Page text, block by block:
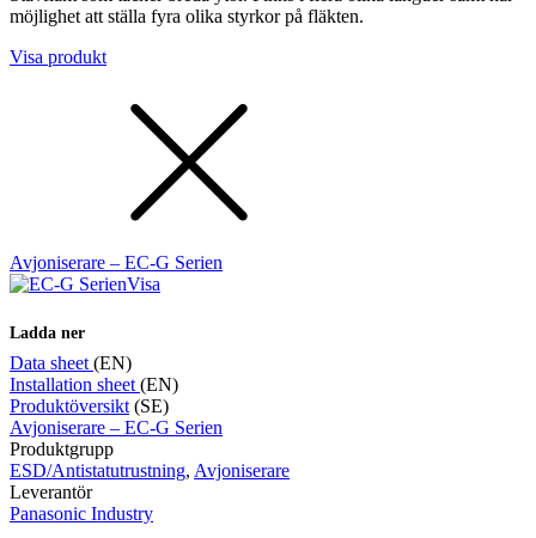
möjlighet att ställa fyra olika styrkor på fläkten.
Visa produkt
Avjoniserare – EC-G Serien
Visa
Ladda ner
Data sheet (EN)
Installation sheet (EN)
Produktöversikt (SE)
Avjoniserare – EC-G Serien
Produktgrupp
ESD/Antistatutrustning, Avjoniserare
Leverantör
Panasonic Industry